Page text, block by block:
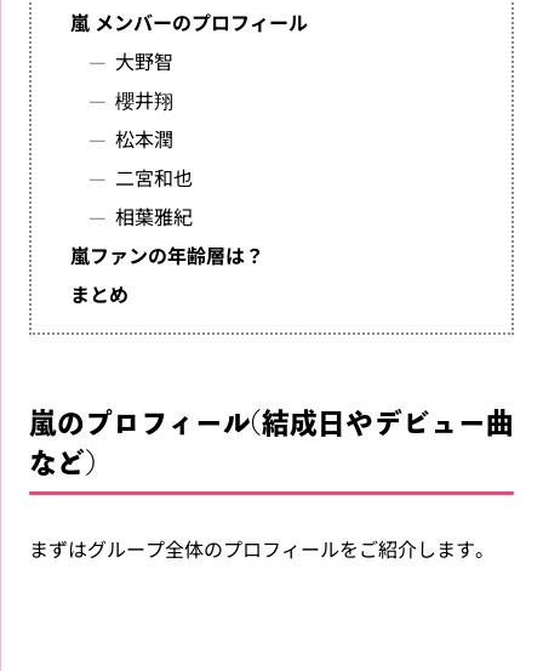
嵐 メンバーのプロフィール
大野智
櫻井翔
松本潤
二宮和也
相葉雅紀
嵐ファンの年齢層は？
まとめ
嵐のプロフィール(結成日やデビュー曲
など)
まずはグループ全体のプロフィールをご紹介します。